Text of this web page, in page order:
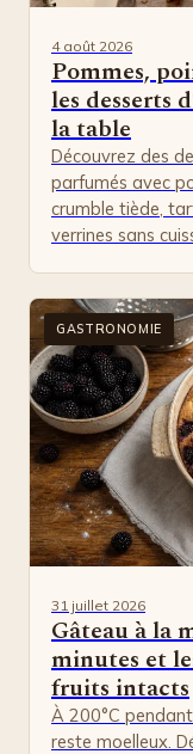
Pommes,
les desserts
la table
4 août 2026
Découvrez des
parfumés avec
crumble tiède,
verrines sans
GASTRONOMIE
Gâteau à la
minutes et
fruits intacts
31 juillet 2026
À 200°C
reste moelleux.